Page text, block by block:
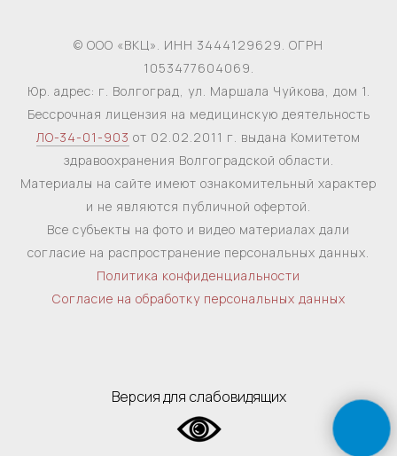
© ООО «ВКЦ». ИНН 3444129629. ОГРН
1053477604069.
Юр. адрес: г. Волгоград, ул. Маршала Чуйкова, дом 1.
Бессрочная лицензия на медицинскую деятельность
ЛО-34-01-903 от 02.02.2011 г. выдана Комитетом
здравоохранения Волгоградской области.
Материалы на сайте имеют ознакомительный характер
и не являются публичной офертой.
Все субъекты на фото и видео материалах дали
согласие на распространение персональных данных.
Политика конфиденциальности
Согласие на обработку персональных данных
Версия для слабовидящих